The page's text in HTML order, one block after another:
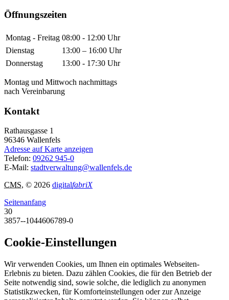
Öffnungszeiten
Montag - Freitag 08:00 - 12:00 Uhr
Dienstag
13:00 – 16:00 Uhr
Donnerstag
13:00 - 17:30 Uhr
Montag und Mittwoch nachmittags
nach Vereinbarung
Kontakt
Rathausgasse 1
96346 Wallenfels
Adresse auf Karte anzeigen
Telefon: 09262 945-0
E-Mail: stadtverwaltung@wallenfels.de
CMS, © 2026 digitalfabriX
Seitenanfang
30
3857--1044606789-0
Cookie-Einstellungen
Wir verwenden Cookies, um Ihnen ein optimales Webseiten-
Erlebnis zu bieten. Dazu zählen Cookies, die für den Betrieb der
Seite notwendig sind, sowie solche, die lediglich zu anonymen
Statistikzwecken, für Komforteinstellungen oder zur Anzeige